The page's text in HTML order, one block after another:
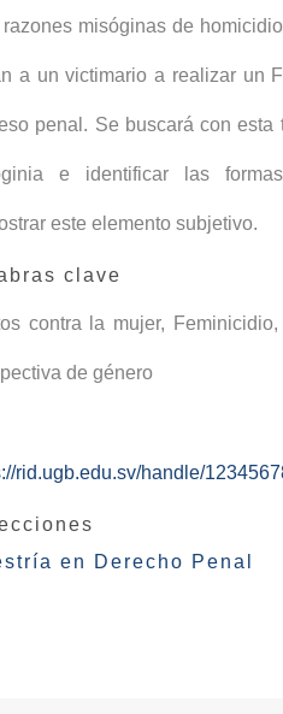
misóginas de
a un victimario a realizar un
penal. Se buscará con
e identificar las
este elemento subjetivo.
clave
contra la mujer, Feminicidio,
de género
rid.ugb.edu.sv/handle/
en Derecho Penal